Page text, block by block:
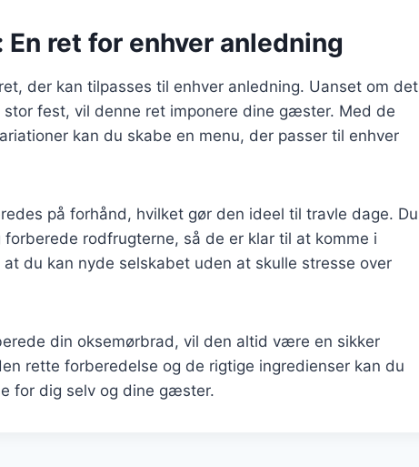
ret for enhver anledning
der kan tilpasses til enhver anledning. Uanset om det
fest, vil denne ret imponere dine gæster. Med de
kan du skabe en menu, der passer til enhver
på forhånd, hvilket gør den ideel til travle dage. Du
rodfrugterne, så de er klar til at komme i
du kan nyde selskabet uden at skulle stresse over
din oksemørbrad, vil den altid være en sikker
rette forberedelse og de rigtige ingredienser kan du
for dig selv og dine gæster.